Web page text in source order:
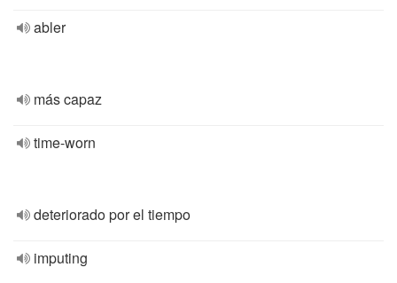
abler
más capaz
time-worn
deteriorado por el tiempo
imputing